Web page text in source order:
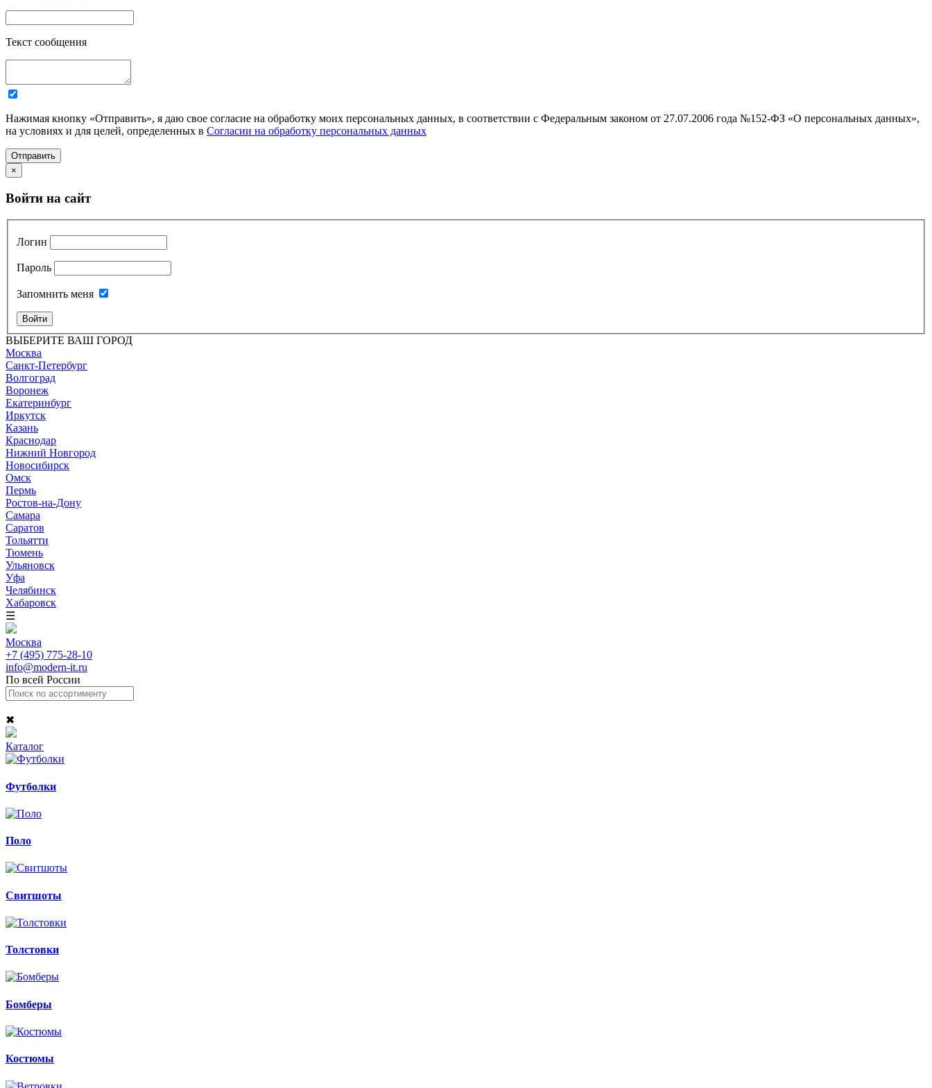
Текст сообщения
Нажимая кнопку «Отправить», я даю свое согласие на обработку моих персональных данных, в соответствии с Федеральным законом от 27.07.2006 года №152-ФЗ «О персональных данных»,
на условиях и для целей, определенных в Согласии на обработку персональных данных
Отправить
×
Войти на сайт
Логин
Пароль
Запомнить меня
Войти
ВЫБЕРИТЕ ВАШ ГОРОД
Москва
Санкт-Петербург
Волгоград
Воронеж
Екатеринбург
Иркутск
Казань
Краснодар
Нижний Новгород
Новосибирск
Омск
Пермь
Ростов-на-Дону
Самара
Саратов
Тольятти
Тюмень
Ульяновск
Уфа
Челябинск
Хабаровск
☰
Москва
+7 (495) 775-28-10
info@modern-it.ru
По всей России
✖
Каталог
Футболки
Поло
Свитшоты
Толстовки
Бомберы
Костюмы